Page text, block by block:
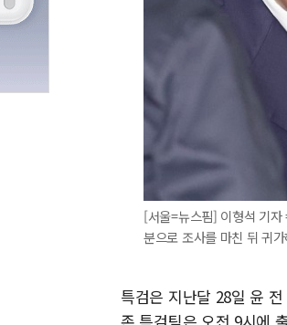
[서울=뉴스핌] 이형석 기
분으로 조사를 마친 뒤
특검은 지난달 28일 윤